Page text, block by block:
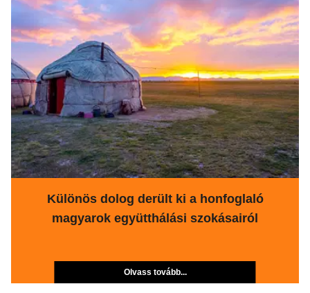
Különös dolog derült ki a honfoglaló
magyarok együtthálási szokásairól
Olvass tovább...